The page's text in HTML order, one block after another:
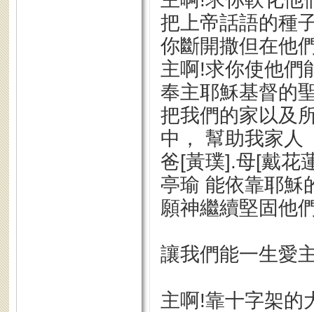
把上帝話語的種
你斷開撒但在他
主啊!求你使他們
奉主耶穌基督的
把我們的家以及
中， 幫助我家人
爸[黃璞].母[戴花
亭瑜 能依靠耶穌
願神繼續堅固他
讓我們能一生愛
主啊!靠十字架的